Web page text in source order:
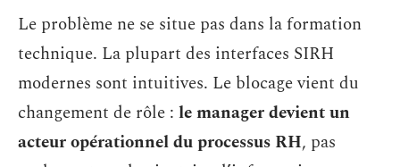
Le problème ne se situe pas dans la formation
technique. La plupart des interfaces SIRH
modernes sont intuitives. Le blocage vient du
changement de rôle : le manager devient un
acteur opérationnel du processus RH, pas